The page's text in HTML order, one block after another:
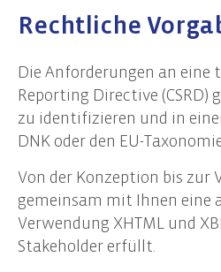
Unternehmensbewertung
Risiko- & Compliance-
Due Diligence
Transaktionsberatung
Umstrukturierungen
Start-Up Beratung
Rechtliche
Die Anforderungen an
Reporting Directive
zu identifizieren und in
DNK oder den EU-
Von der Konzeption bis
gemeinsam mit Ihnen eine
Verwendung XHTML und
Stakeholder erfüllt.